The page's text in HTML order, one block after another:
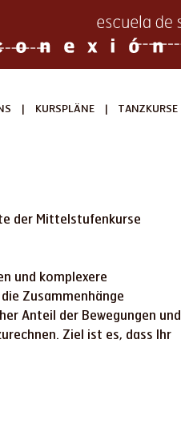
| KURSPLÄNE | TANZKURSE
der Mittelstufenkurse
und komplexere
Zusammenhänge
Anteil der Bewegungen und
Ziel ist es, dass Ihr